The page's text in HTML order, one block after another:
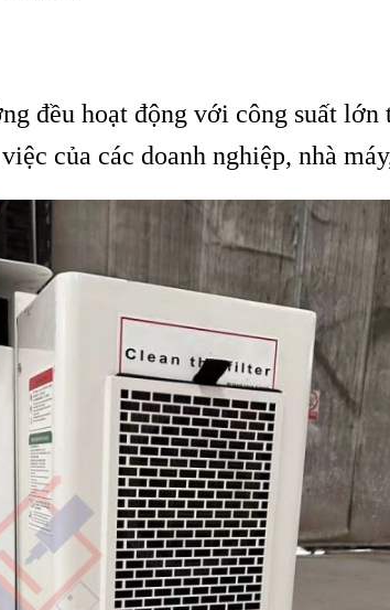
đều hoạt động với công suất lớn
của các doanh nghiệp, nhà